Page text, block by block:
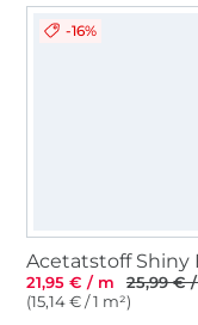
-16%
21,95 € / m
25,99 €
(15,14 € / 1 m²)